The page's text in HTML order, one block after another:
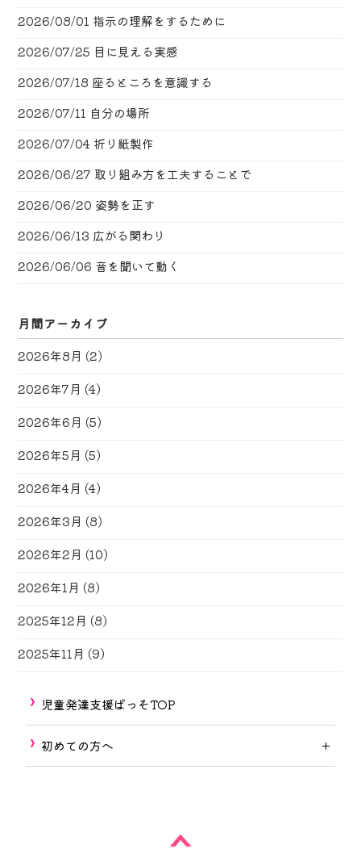
2026/08/01 指示の理解をするために
2026/07/25 目に見える実感
2026/07/18 座るところを意識する
2026/07/11 自分の場所
2026/07/04 折り紙製作
2026/06/27 取り組み方を工夫することで
2026/06/20 姿勢を正す
2026/06/13 広がる関わり
2026/06/06 音を聞いて動く
月間アーカイブ
2026年8月 (2)
2026年7月 (4)
2026年6月 (5)
2026年5月 (5)
2026年4月 (4)
2026年3月 (8)
2026年2月 (10)
2026年1月 (8)
2025年12月 (8)
2025年11月 (9)
児童発達支援ぱっそTOP
初めての方へ